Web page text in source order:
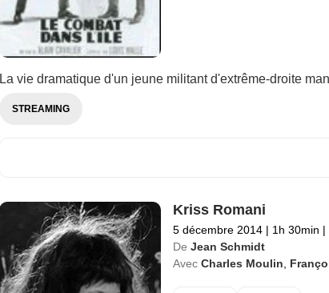
La vie dramatique d'un jeune militant d'extrême-droite
STREAMING
Kriss Romani
5 décembre 2014 | 1h 30min |
De Jean Schmidt
Avec Charles Moulin,